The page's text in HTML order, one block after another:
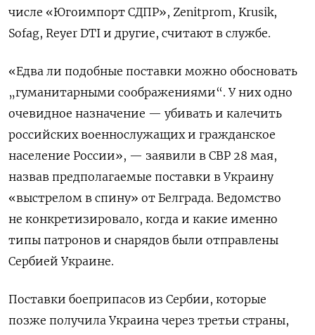
числе «Югоимпорт СДПР», Zenitprom, Krusik,
Sofag, Reyer DTI и другие, считают в службе.
«Едва ли подобные поставки можно обосновать
„гуманитарными соображениями“. У них одно
очевидное назначение — убивать и калечить
российских военнослужащих и гражданское
население России», — заявили в СВР 28 мая,
назвав предполагаемые поставки в Украину
«выстрелом в спину» от Белграда. Ведомство
не конкретизировало, когда и какие именно
типы патронов и снарядов были отправлены
Сербией Украине.
Поставки боеприпасов из Сербии, которые
позже получила Украина через третьи страны,